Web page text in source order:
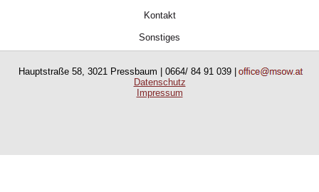
Kontakt
Sonstiges
Hauptstraße 58, 3021 Pressbaum | 0664/ 84 91 039 |
Datenschutz
Impressum